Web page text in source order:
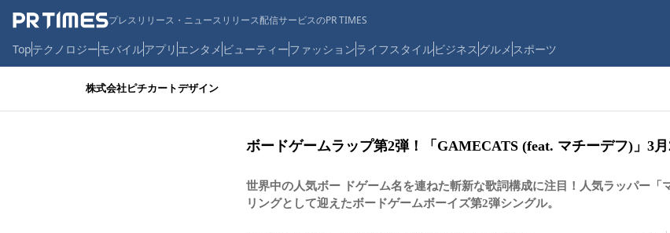
プレスリリース・ニュースリリース配信サービスのPR TIMES
Topテクノロジーモバイルアプリ エンタメ ビューティーファッションライフスタイルビジネス グルメ スポーツ
株式会社ピチカートデザイン
ボードゲームラップ第2弾！「GAMECATS (feat. マチーデフ)」3
世界中の人気ボー ドゲーム名を連ねた斬新な歌詞構成に注目！人気ラッパー「
リングとして迎えたボードゲームボーイズ第2弾シングル。